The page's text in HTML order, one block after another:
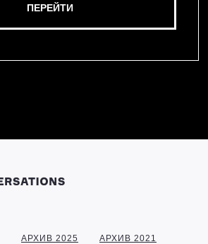
АРХИВ 2025 АРХИВ 2021